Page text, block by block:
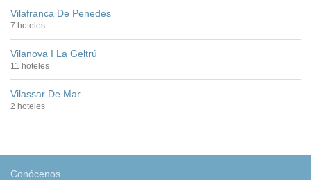
Vilafranca De Penedes
7 hoteles
Vilanova I La Geltrú
11 hoteles
Vilassar De Mar
2 hoteles
Conócenos